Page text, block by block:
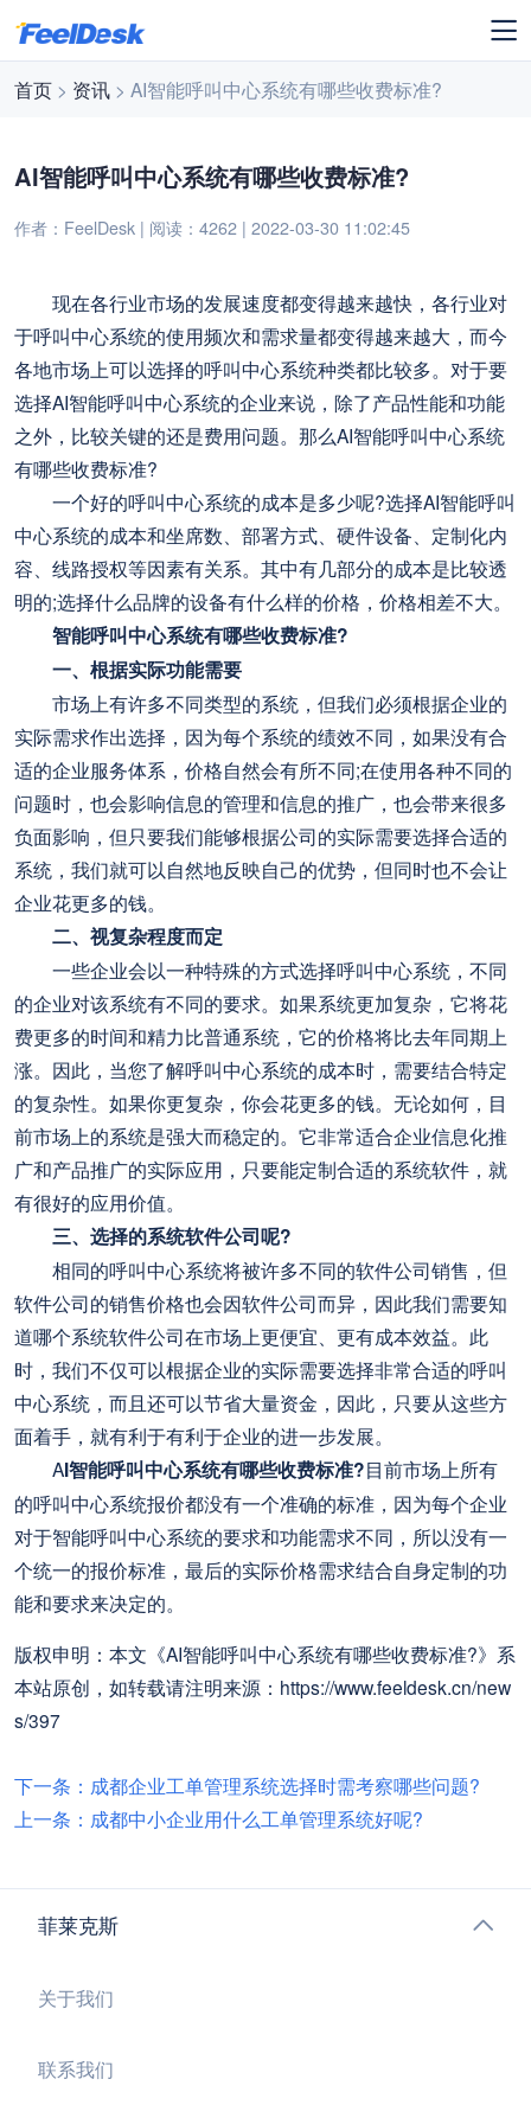
首页 > 资讯 > AI智能呼叫中心系统有哪些收费标准?
AI智能呼叫中心系统有哪些收费标准?
作者：FeelDesk | 阅读：4262 | 2022-03-30 11:02:45
现在各行业市场的发展速度都变得越来越快，各行业对
于呼叫中心系统的使用频次和需求量都变得越来越大，而今
各地市场上可以选择的呼叫中心系统种类都比较多。对于要
选择AI智能呼叫中心系统的企业来说，除了产品性能和功能
之外，比较关键的还是费用问题。那么AI智能呼叫中心系统
有哪些收费标准?
一个好的呼叫中心系统的成本是多少呢?选择AI智能呼叫
中心系统的成本和坐席数、部署方式、硬件设备、定制化内
容、线路授权等因素有关系。其中有几部分的成本是比较透
明的;选择什么品牌的设备有什么样的价格，价格相差不大。
智能呼叫中心系统有哪些收费标准?
一、根据实际功能需要
市场上有许多不同类型的系统，但我们必须根据企业的
实际需求作出选择，因为每个系统的绩效不同，如果没有合
适的企业服务体系，价格自然会有所不同;在使用各种不同的
问题时，也会影响信息的管理和信息的推广，也会带来很多
负面影响，但只要我们能够根据公司的实际需要选择合适的
系统，我们就可以自然地反映自己的优势，但同时也不会让
企业花更多的钱。
二、视复杂程度而定
一些企业会以一种特殊的方式选择呼叫中心系统，不同
的企业对该系统有不同的要求。如果系统更加复杂，它将花
费更多的时间和精力比普通系统，它的价格将比去年同期上
涨。因此，当您了解呼叫中心系统的成本时，需要结合特定
的复杂性。如果你更复杂，你会花更多的钱。无论如何，目
前市场上的系统是强大而稳定的。它非常适合企业信息化推
广和产品推广的实际应用，只要能定制合适的系统软件，就
有很好的应用价值。
三、选择的系统软件公司呢?
相同的呼叫中心系统将被许多不同的软件公司销售，但
软件公司的销售价格也会因软件公司而异，因此我们需要知
道哪个系统软件公司在市场上更便宜、更有成本效益。此
时，我们不仅可以根据企业的实际需要选择非常合适的呼叫
中心系统，而且还可以节省大量资金，因此，只要从这些方
面着手，就有利于有利于企业的进一步发展。
AI智能呼叫中心系统有哪些收费标准?目前市场上所有
的呼叫中心系统报价都没有一个准确的标准，因为每个企业
对于智能呼叫中心系统的要求和功能需求不同，所以没有一
个统一的报价标准，最后的实际价格需求结合自身定制的功
能和要求来决定的。
版权申明：本文《AI智能呼叫中心系统有哪些收费标准?》系
本站原创，如转载请注明来源：https://www.feeldesk.cn/new
s/397
下一条：成都企业工单管理系统选择时需考察哪些问题?
上一条：成都中小企业用什么工单管理系统好呢?
菲莱克斯
关于我们
联系我们